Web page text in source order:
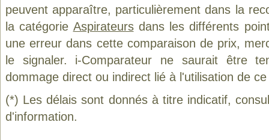
peuvent apparaître, particulièrement dans la
la catégorie Aspirateursdans les différents
une erreur dans cette comparaison de prix,
le signaler. i-Comparateur ne saurait être
dommage direct ou indirect lié à l'utilisation de
(*) Les délais sont donnés à titre indicatif,
d'information.